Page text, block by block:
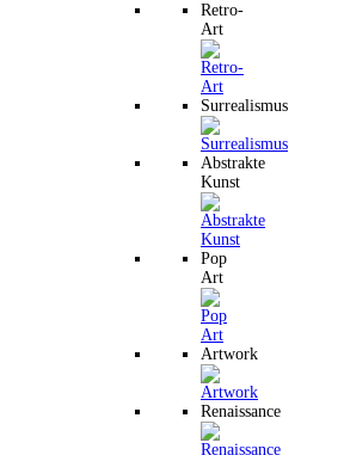
Retro-
Art
Surrealismus
Abstrakte
Kunst
Pop
Art
Artwork
Renaissance